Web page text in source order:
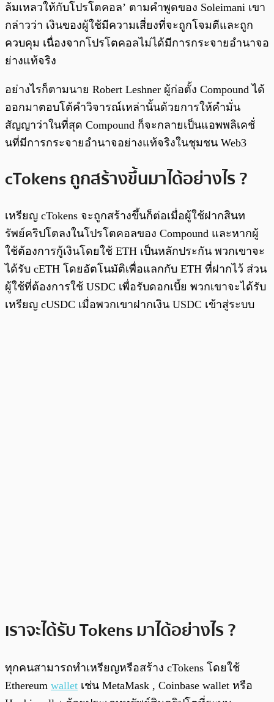
ล้มเหลวให้กับโปรโตคอล’ ตามคำพูดของ Soleimani เขา
กล่าวว่า เงินของผู้ใช้มีความเสี่ยงที่จะถูกโจมตีและถูก
ควบคุม เนื่องจากโปรโตคอลไม่ได้มีการกระจายอำนาจอ
ย่างแท้จริง
อย่างไรก็ตามนาย Robert Leshner ผู้ก่อตั้ง Compound ได้
ออกมาตอบโต้คำวิจารณ์เหล่านั้นด้วยการให้คำมั่น
สัญญาว่าในที่สุด Compound ก็จะกลายเป็นแอพพลิเคชั่
นที่มีการกระจายอำนาจอย่างแท้จริงในชุมชน Web3
cTokens ถูกสร้างขึ้นมาได้อย่างไร ?
เหรียญ cTokens จะถูกสร้างขึ้นก็ต่อเมื่อผู้ใช้ฝากสินท
รัพย์คริปโตลงในโปรโตคอลของ Compound และหากผู้
ใช้ต้องการกู้เงินโดยใช้ ETH เป็นหลักประกัน พวกเขาจะ
ได้รับ cETH โดยอัตโนมัติเพื่อแลกกับ ETH ที่ฝากไว้ ส่วน
ผู้ใช้ที่ต้องการใช้ USDC เพื่อรับดอกเบี้ย พวกเขาจะได้รับ
เหรียญ cUSDC เมื่อพวกเขาฝากเงิน USDC เข้าสู่ระบบ
เราจะได้รับ Tokens มาได้อย่างไร ?
ทุกคนสามารถทำเหรียญหรือสร้าง cTokens โดยใช้
Ethereum wallet เช่น MetaMask , Coinbase wallet หรือ